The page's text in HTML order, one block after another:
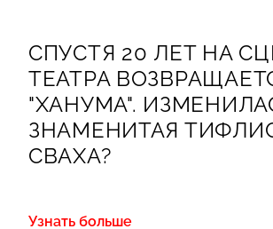
СПУСТЯ 20 ЛЕТ НА
ТЕАТРА
"ХАНУМА".
ЗНАМЕНИТАЯ
СВАХА?
Узнать больше